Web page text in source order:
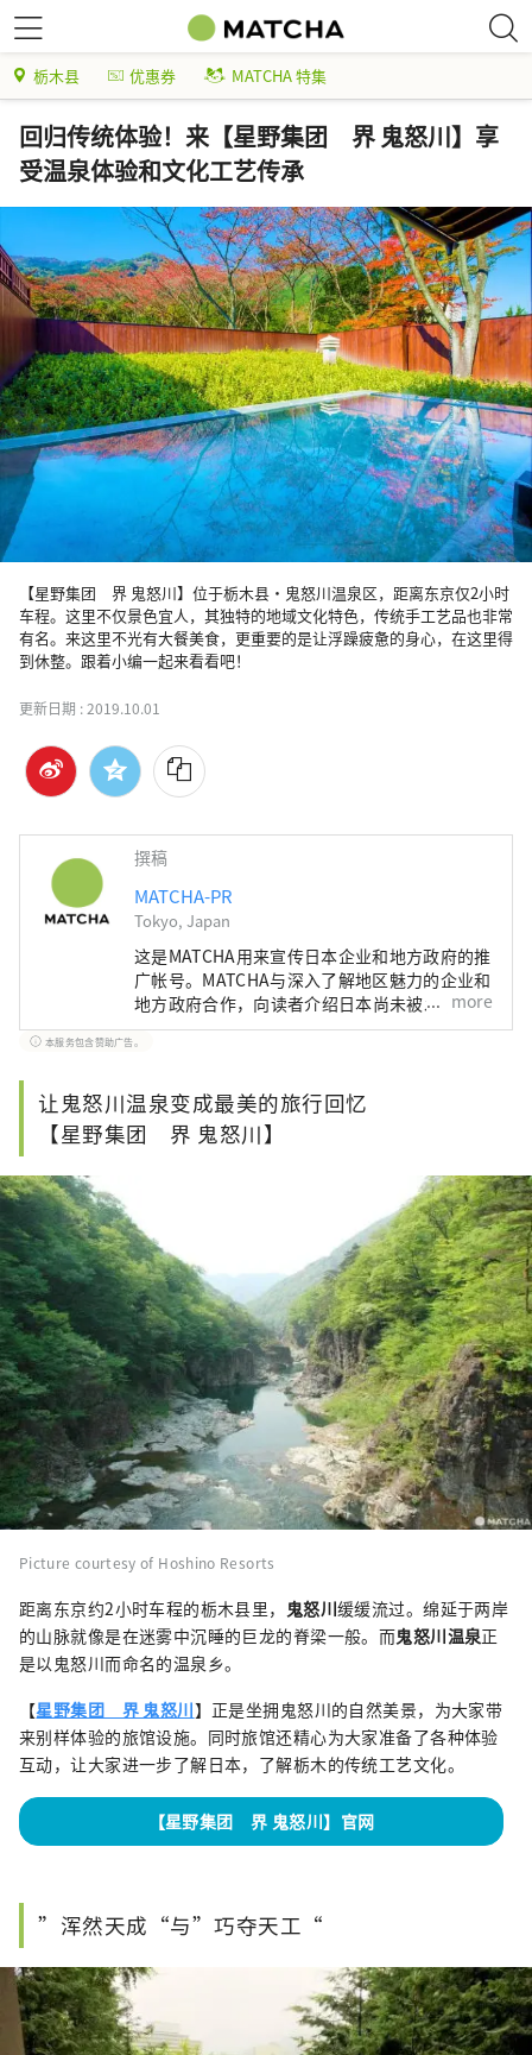
栃木县 优惠券 MATCHA 特集
回归传统体验！来【星野集团 界 鬼怒川】享
受温泉体验和文化工艺传承
【星野集团　界 鬼怒川】位于栃木县・鬼怒川温泉区，距离东京仅2小时
车程。这里不仅景色宜人，其独特的地域文化特色，传统手工艺品也非常
有名。来这里不光有大餐美食，更重要的是让浮躁疲惫的身心，在这里得
到休整。跟着小编一起来看看吧！
更新日期 :2019.10.01
撰稿
MATCHA-PR
Tokyo, Japan
这是MATCHA用来宣传日本企业和地方政府的推
广帐号。MATCHA与深入了解地区魅力的企业和
地方政府合作，向读者介绍日本尚未被发现的魅
力！同时我们也根据该地区的政府和企业等提供
值得信赖的资讯撰写文章。
more
本服务包含赞助广告。
让鬼怒川温泉变成最美的旅行回忆
【星野集团 界 鬼怒川】
Picture courtesy of Hoshino Resorts
距离东京约2小时车程的栃木县里， 鬼怒川缓缓流过。绵延于两岸
的山脉就像是在迷雾中沉睡的巨龙的脊梁一般。而鬼怒川温泉正
是以鬼怒川而命名的温泉乡。
【星野集团 界 鬼怒川】正是坐拥鬼怒川的自然美景，为大家带
来别样体验的旅馆设施。同时旅馆还精心为大家准备了各种体验
互动，让大家进一步了解日本，了解栃木的传统工艺文化。
【星野集团 界 鬼怒川】官网
”浑然天成“与”巧夺天工“